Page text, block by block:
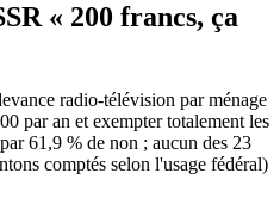
« 200 francs, ça
radio-télévision par ménage
par an et exempter totalement les
61,9 % de non ; aucun des 23
comptés selon l'usage fédéral)